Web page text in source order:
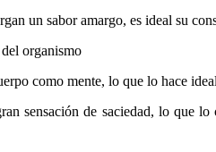
un sabor amargo, es ideal su
organismo
como mente, lo que lo hace
sensación de saciedad, lo que